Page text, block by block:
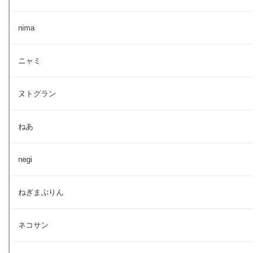
nima
ニャミ
ヌトグラン
ねあ
negi
ねぎまぷりん
ネコサン